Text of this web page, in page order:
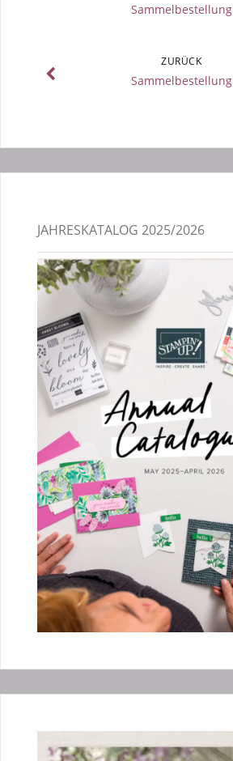
Sammelbestellung
ZURÜCK
Sammelbestellung
JAHRESKATALOG 2025/2026